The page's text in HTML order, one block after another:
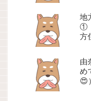
地
①
方
由
め
😍